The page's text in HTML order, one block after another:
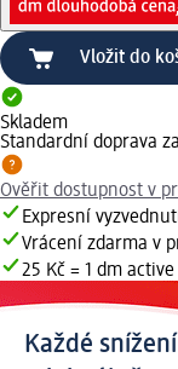
Vložit do
Skladem
Standardní doprava
Ověřit dostupnost v
Expresní
Vrácení zdarma v
25 Kč = 1 dm
Každé